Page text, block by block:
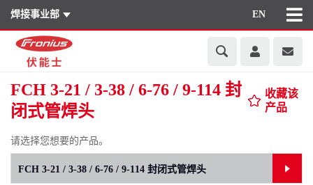
焊接事业部 EN
FCH 3-21 / 3-38 / 6-76 / 9-114 封
闭式管焊头
收藏该
产品
请选择您想要的产品。